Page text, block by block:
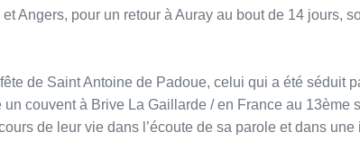
Angers, pour un retour à Auray au bout de 14 jours,
de Saint Antoine de Padoue, celui qui a été séduit
un couvent à Brive La Gaillarde / en France au 13ème
de leur vie dans l’écoute de sa parole et dans